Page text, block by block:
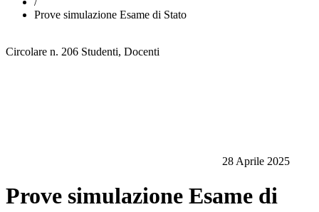
Prove simulazione Esame di Stato
Circolare n. 206 Studenti, Docenti
28 Aprile 2025
Prove simulazione Esame di